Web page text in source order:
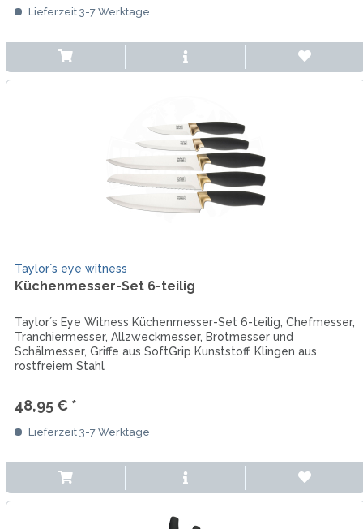
Lieferzeit 3-7 Werktage
Taylor´s eye witness
Küchenmesser-Set 6-teilig
Taylor´s Eye Witness Küchenmesser-Set 6-teilig, Chefmesser,
Tranchiermesser, Allzweckmesser, Brotmesser und
Schälmesser, Griffe aus SoftGrip Kunststoff, Klingen aus
rostfreiem Stahl
48,95 € *
Lieferzeit 3-7 Werktage